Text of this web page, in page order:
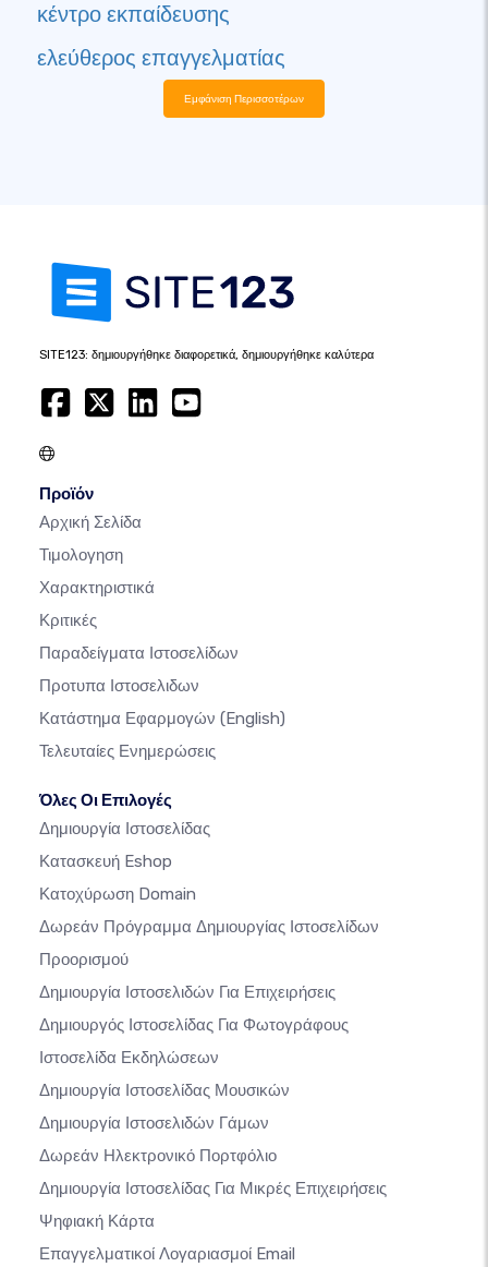
κέντρο εκπαίδευσης
ελεύθερος επαγγελματίας
Εμφάνιση Περισσοτέρων
SITE123: δημιουργήθηκε διαφορετικά, δημιουργήθηκε καλύτερα
Προϊόν
Αρχική Σελίδα
Τιμολογηση
Χαρακτηριστικά
Κριτικές
Παραδείγματα Ιστοσελίδων
Προτυπα Ιστοσελιδων
Κατάστημα Εφαρμογών (English)
Τελευταίες Ενημερώσεις
Όλες Οι Επιλογές
Δημιουργία Ιστοσελίδας
Κατασκευή Eshop
Κατοχύρωση Domain
Δωρεάν Πρόγραμμα Δημιουργίας Ιστοσελίδων
Προορισμού
Δημιουργία Ιστοσελιδών Για Επιχειρήσεις
Δημιουργός Ιστοσελίδας Για Φωτογράφους
Ιστοσελίδα Εκδηλώσεων
Δημιουργία Ιστοσελίδας Μουσικών
Δημιουργία Ιστοσελιδών Γάμων
Δωρεάν Ηλεκτρονικό Πορτφόλιο
Δημιουργία Ιστοσελίδας Για Μικρές Επιχειρήσεις
Ψηφιακή Κάρτα
Επαγγελματικοί Λογαριασμοί Email